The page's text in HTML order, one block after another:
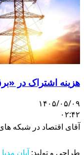
هزینه اشتراک در
۱۴۰۵/۰۵/۰۹
۰۲:۴۲
آقای اقتصاد در شبکه
طراحی و تولید: آبان مدیا